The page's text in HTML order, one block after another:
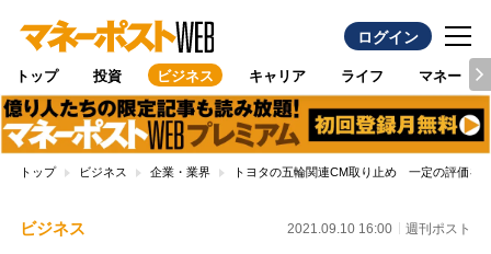
ログイン
トップ 投資 ビジネス キャリア ライフ マネー
トップ ビジネス 企業・業界 トヨタの五輪関連CM取り止め 一定の評価を
ビジネス 2021.09.10 16:00 週刊ポスト